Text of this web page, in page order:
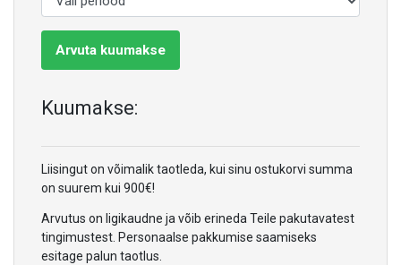
Arvuta kuumakse
Kuumakse:
Liisingut on võimalik taotleda, kui sinu ostukorvi summa
on suurem kui 900€!
Arvutus on ligikaudne ja võib erineda Teile pakutavatest
tingimustest. Personaalse pakkumise saamiseks
esitage palun taotlus.